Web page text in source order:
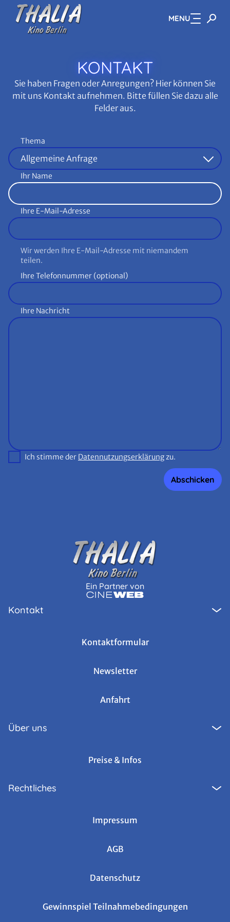
Zum Hauptinhalt springen MENU
KONTAKT
Sie haben Fragen oder Anregungen? Hier können Sie
mit uns Kontakt aufnehmen. Bitte füllen Sie dazu alle
Felder aus.
Thema
Ihr Name
Ihre E-Mail-Adresse
Wir werden Ihre E-Mail-Adresse mit niemandem
teilen.
Ihre Telefonnummer (optional)
Ihre Nachricht
Ich stimme der Datennutzungserklärungzu.
Abschicken
Ein Partner von
Kontakt
Kontaktformular
Newsletter
Anfahrt
Über uns
Preise & Infos
Rechtliches
Impressum
AGB
Datenschutz
Gewinnspiel Teilnahmebedingungen